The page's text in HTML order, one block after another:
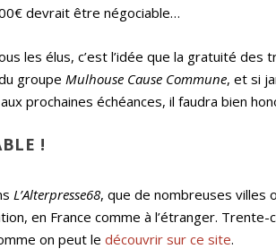
devrait être négociable…
les élus, c’est l’idée que la gratuité
groupe Mulhouse Cause Commune, et si
prochaines échéances, il faudra bien
!
L’Alterpresse68, que de nombreuses
en France comme à l’étranger.
on peut ledécouvrir sur ce site.